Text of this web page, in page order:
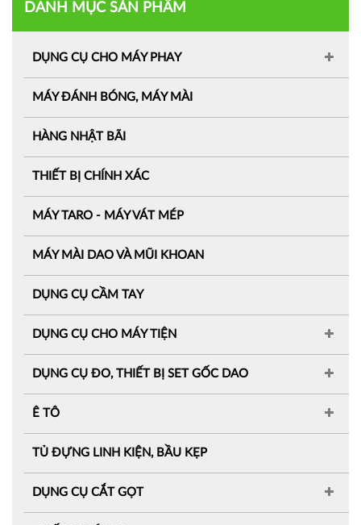
DANH MỤC SẢN PHẨM
DỤNG CỤ CHO MÁY PHAY
MÁY ĐÁNH BÓNG, MÁY MÀI
HÀNG NHẬT BÃI
THIẾT BỊ CHÍNH XÁC
MÁY TARO - MÁY VÁT MÉP
MÁY MÀI DAO VÀ MŨI KHOAN
DỤNG CỤ CẦM TAY
DỤNG CỤ CHO MÁY TIỆN
DỤNG CỤ ĐO, THIẾT BỊ SET GỐC DAO
Ê TÔ
TỦ ĐỰNG LINH KIỆN, BẦU KẸP
DỤNG CỤ CẮT GỌT